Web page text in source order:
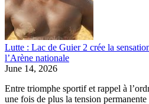
Lutte : Lac de Guier 2 crée la
l’Arène nationale
June 14, 2026
Entre triomphe sportif et rappel à
une fois de plus la tension